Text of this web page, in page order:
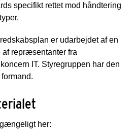
specifikt rettet mod håndtering
er udarbejdet af en
af repræsentanter fra
IT. Styregruppen har den
her: